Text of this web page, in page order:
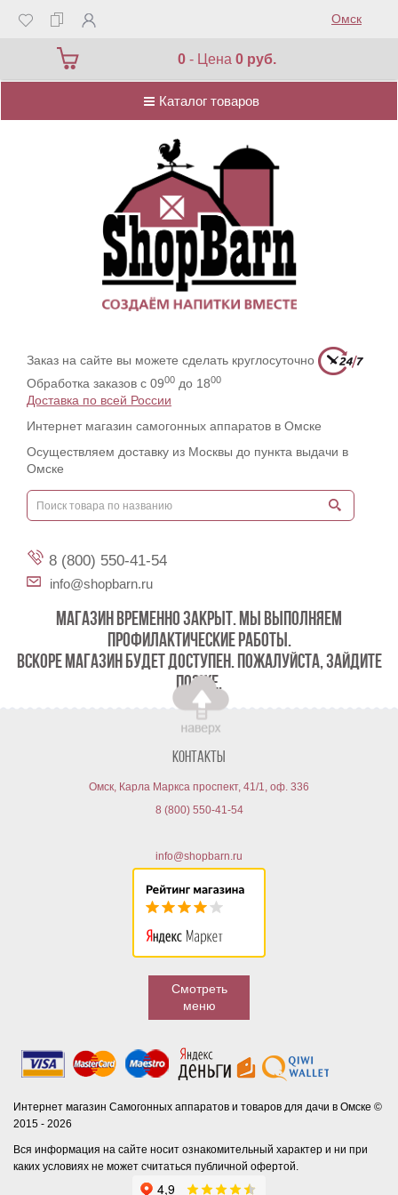
Омск
0 - Цена0 руб.
Каталог товаров
Каталог товаров
Заказ на сайте вы можете сделать круглосуточно
Обработка заказов с 0900 до 1800
Доставка по всей России
Интернет магазин самогонных аппаратов в Омске
Осуществляем доставку из Москвы до пункта выдачи в
Омске
8 (800) 550-41-54
info@shopbarn.ru
МАГАЗИН ВРЕМЕННО ЗАКРЫТ. МЫ ВЫПОЛНЯЕМ
ПРОФИЛАКТИЧЕСКИЕ РАБОТЫ.
ВСКОРЕ МАГАЗИН БУДЕТ ДОСТУПЕН. ПОЖАЛУЙСТА, ЗАЙДИТЕ
ПОЗЖЕ.
Контакты
Омск, Карла Маркса проспект, 41/1, оф. 336
8 (800) 550-41-54
info@shopbarn.ru
Смотреть
меню
Интернет магазин Самогонных аппаратов и товаров для дачи в Омске ©
2015 - 2026
Вся информация на сайте носит ознакомительный характер и ни при
каких условиях не может считаться публичной офертой.